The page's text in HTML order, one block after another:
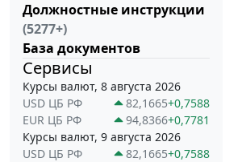
Должностные инструкции
(5277+)
База документов
Сервисы
Курсы валют, 8 августа 2026
USD ЦБ РФ
82,1665+0,7588
EUR ЦБ РФ
94,8366+0,7781
Курсы валют, 9 августа 2026
USD ЦБ РФ
82,1665+0,7588